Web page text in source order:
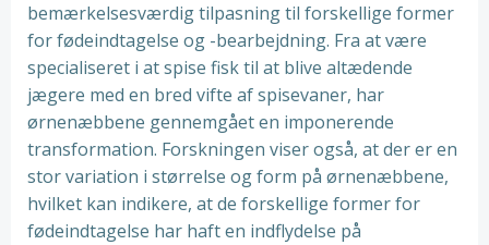
bemærkelsesværdig tilpasning til forskellige former
for fødeindtagelse og -bearbejdning. Fra at være
specialiseret i at spise fisk til at blive altædende
jægere med en bred vifte af spisevaner, har
ørnenæbbene gennemgået en imponerende
transformation. Forskningen viser også, at der er en
stor variation i størrelse og form på ørnenæbbene,
hvilket kan indikere, at de forskellige former for
fødeindtagelse har haft en indflydelse på